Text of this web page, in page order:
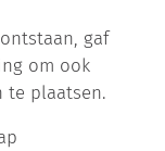
gaf
om ook
te plaatsen.